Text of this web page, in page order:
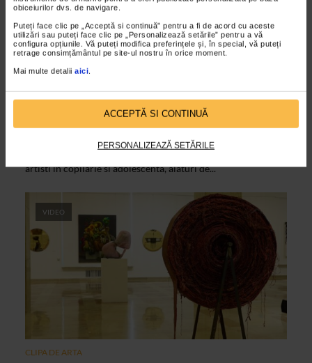
obiceiurilor dvs. de navigare.
Puteți face clic pe „Acceptă si continuă” pentru a fi de acord cu aceste
utilizări sau puteți face clic pe „Personalizează setările” pentru a vă
configura opțiunile. Vă puteți modifica preferințele și, în special, vă puteți
retrage consimțământul pe site-ul nostru în orice moment.
Mai multe detalii aici
ACCEPTĂ SI CONTINUĂ
PERSONALIZEAZĂ SETĂRILE
Expozitia document Prolog – Peste ani
Grupul Prolog a deschis o expozitie eveniment la Galeria
Romana, in care sunt prezentate inedit desene realizate de
artisti in copilarie si adolescenta, alaturi de...
VIDEO
CLIPA DE ARTA